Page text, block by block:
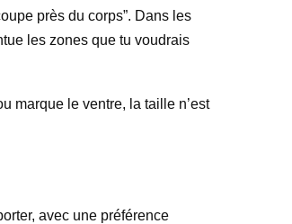
près du corps”. Dans les
les zones que tu voudrais
marque le ventre, la taille n’est
avec une préférence